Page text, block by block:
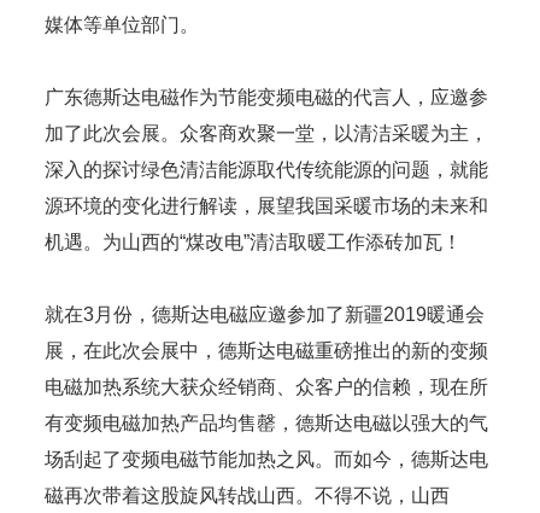
媒体等单位部门。
广东德斯达电磁作为节能变频电磁的代言人，应邀参
加了此次会展。众客商欢聚一堂，以清洁采暖为主，
深入的探讨绿色清洁能源取代传统能源的问题，就能
源环境的变化进行解读，展望我国采暖市场的未来和
机遇。为山西的“煤改电”清洁取暖工作添砖加瓦！
就在3月份，德斯达电磁应邀参加了新疆2019暖通会
展，在此次会展中，德斯达电磁重磅推出的新的变频
电磁加热系统大获众经销商、众客户的信赖，现在所
有变频电磁加热产品均售罄，德斯达电磁以强大的气
场刮起了变频电磁节能加热之风。而如今，德斯达电
磁再次带着这股旋风转战山西。不得不说，山西